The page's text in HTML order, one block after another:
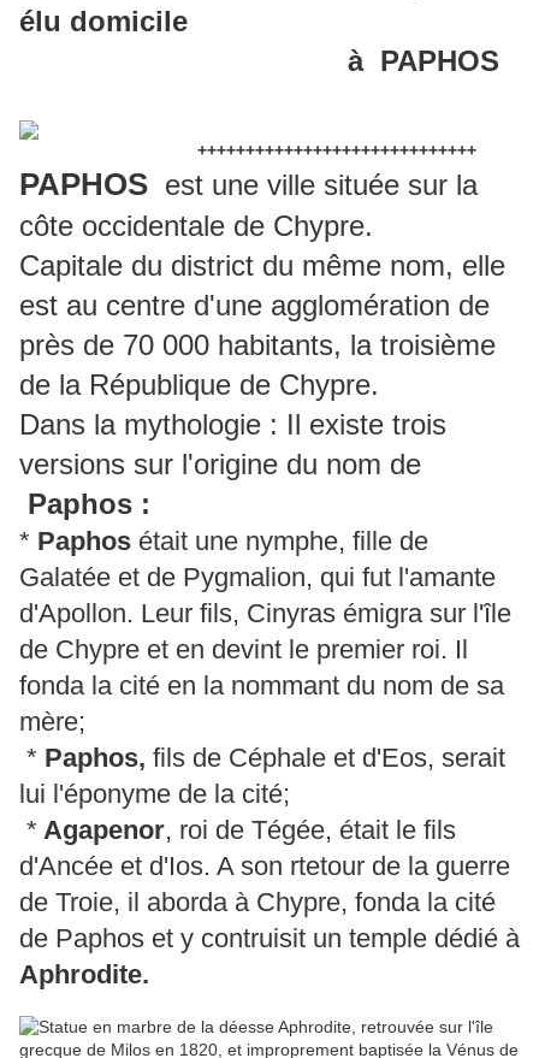
élu domicile
à PAPHOS
+++++++++++++++++++++++++++++
PAPHOS est une ville située sur la
côte occidentale de Chypre.
Capitale du district du même nom, elle
est au centre d'une agglomération de
près de 70 000 habitants, la troisième
de la République de Chypre.
Dans la mythologie : Il existe trois
versions sur l'origine du nom de
Paphos :
* Paphos était une nymphe, fille de
Galatée et de Pygmalion, qui fut l'amante
d'Apollon. Leur fils, Cinyras émigra sur l'île
de Chypre et en devint le premier roi. Il
fonda la cité en la nommant du nom de sa
mère;
* Paphos, fils de Céphale et d'Eos, serait
lui l'éponyme de la cité;
* Agapenor, roi de Tégée, était le fils
d'Ancée et d'Ios. A son rtetour de la guerre
de Troie, il aborda à Chypre, fonda la cité
de Paphos et y contruisit un temple dédié à
Aphrodite.